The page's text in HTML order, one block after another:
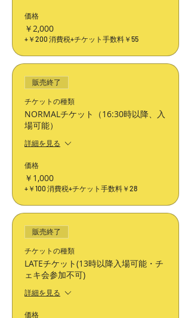
価格
￥2,000
+￥200 消費税+チケット手数料￥55
販売終了
チケットの種類
NORMALチケット（16:30時以降、入
場可能）
詳細を見る
価格
￥1,000
+￥100 消費税+チケット手数料￥28
販売終了
チケットの種類
LATEチケット(13時以降入場可能・チ
ェキ会参加不可)
詳細を見る
価格